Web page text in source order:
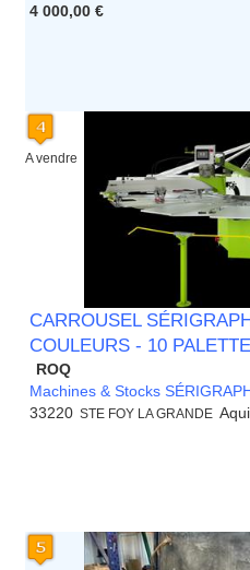
4 000,00 €
A vendre
CARROUSEL
COULEURS - 10
ROQ
Machines & Stocks
33220 STE FOY LA GRANDE